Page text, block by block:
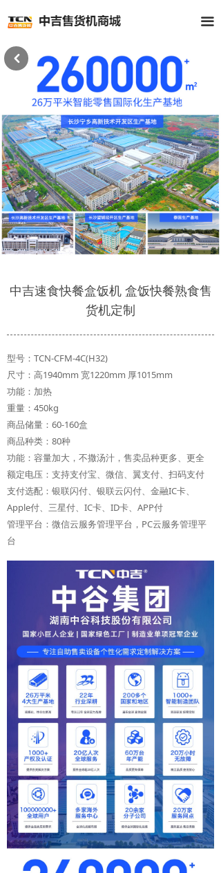
끀
首页
全部商品
公司介绍
新闻中心
客户案例
联系我们
中吉速食快餐盒饭机 盒饭快餐熟食售
货机定制
낒
型号：TCN-CFM-4C(H32)
尺寸：高1940mm 宽1220mm 厚1015mm
功能：加热
重量：450kg
商品储量：60-160盒
商品种类：80种
功能：容量加大，不撒汤汁，售卖品种更多、更全
额定电压：支持支付宝、微信、翼支付、扫码支付
支付选配：银联闪付、银联云闪付、金融IC卡、
Apple付、三星付、IC卡、ID卡、APP付
管理平台：微信云服务管理平台，PC云服务管理平
台